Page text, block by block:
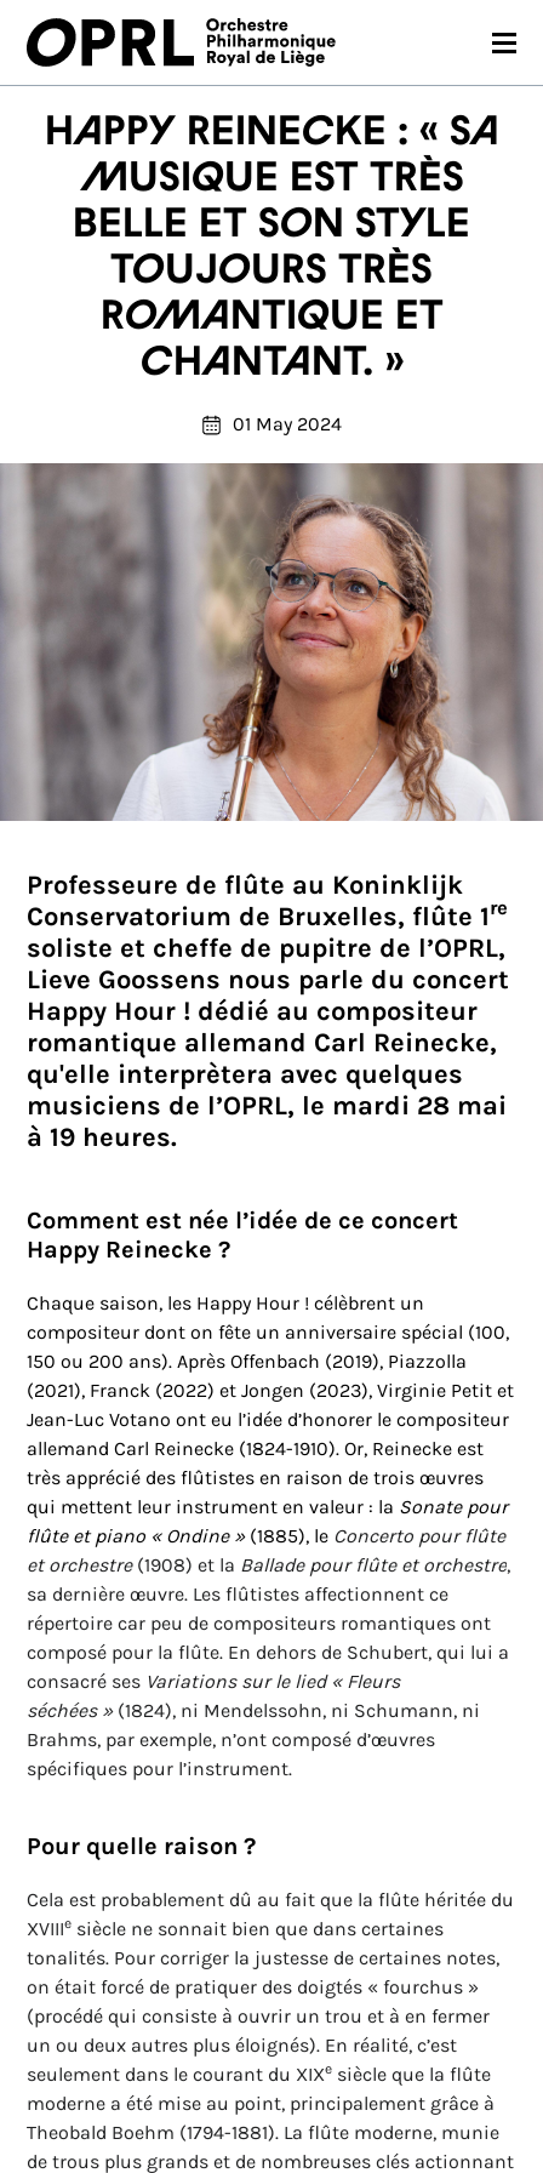
CONCERTS
26-27 SEASON
ORCHESTRA
Happy Reinecke : « Sa
musique est très
belle et son style
toujours très
romantique et
chantant. »
01 May 2024
Professeure de flûte au Koninklijk
Conservatorium de Bruxelles, flûte 1re
soliste et cheffe de pupitre de l’OPRL,
Lieve Goossens nous parle du concert
Happy Hour ! dédié au compositeur
romantique allemand Carl Reinecke,
qu'elle interprètera avec quelques
musiciens de l’OPRL, le mardi 28 mai
à 19 heures.
Comment est née l’idée de ce concert
Happy Reinecke ?
Chaque saison, les Happy Hour ! célèbrent un
compositeur dont on fête un anniversaire spécial (100,
150 ou 200 ans). Après Offenbach (2019), Piazzolla
(2021), Franck (2022) et Jongen (2023), Virginie Petit et
Jean-Luc Votano ont eu l’idée d’honorer le compositeur
allemand Carl Reinecke (1824-1910). Or, Reinecke est
très apprécié des flûtistes en raison de trois œuvres
qui mettent leur instrument en valeur : la Sonate pour
flûte et piano « Ondine » (1885), le Concerto pour flûte
et orchestre (1908) et la Ballade pour flûte et orchestre,
sa dernière œuvre. Les flûtistes affectionnent ce
répertoire car peu de compositeurs romantiques ont
composé pour la flûte. En dehors de Schubert, qui lui a
consacré ses Variations sur le lied « Fleurs
séchées » (1824), ni Mendelssohn, ni Schumann, ni
Brahms, par exemple, n’ont composé d’œuvres
spécifiques pour l’instrument.
Pour quelle raison ?
Cela est probablement dû au fait que la flûte héritée du
XVIIIe siècle ne sonnait bien que dans certaines
tonalités. Pour corriger la justesse de certaines notes,
on était forcé de pratiquer des doigtés « fourchus »
(procédé qui consiste à ouvrir un trou et à en fermer
un ou deux autres plus éloignés). En réalité, c’est
seulement dans le courant du XIXe siècle que la flûte
moderne a été mise au point, principalement grâce à
Theobald Boehm (1794-1881). La flûte moderne, munie
de trous plus grands et de nombreuses clés actionnant